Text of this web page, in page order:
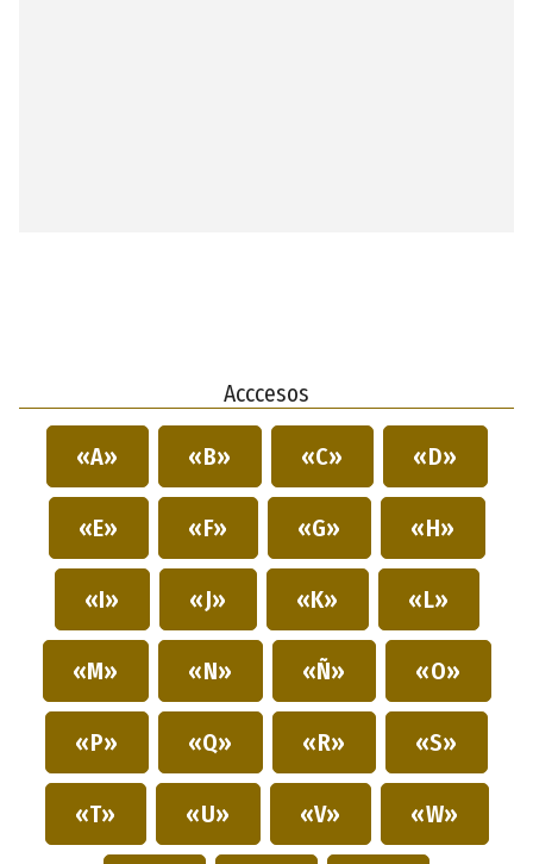
Acccesos
«A» «B» «C» «D»
«E» «F» «G» «H»
«I» «J» «K» «L»
«M» «N» «Ñ» «O»
«P» «Q» «R» «S»
«T» «U» «V» «W»